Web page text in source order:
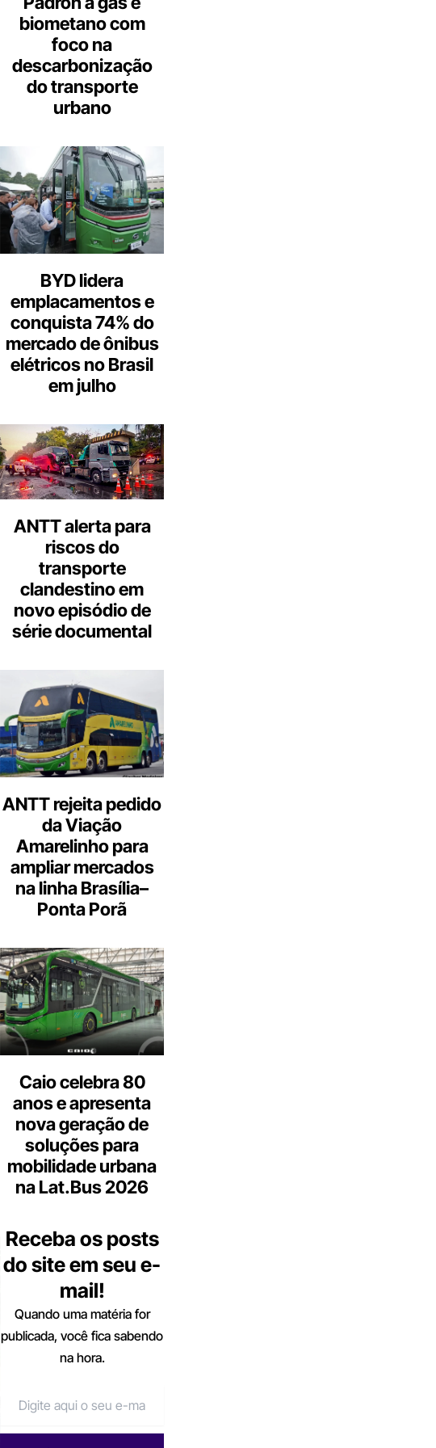
biometano com
foco na
descarbonização
do transporte
urbano
BYD lidera
emplacamentos e
conquista 74% do
mercado de ônibus
elétricos no Brasil
em julho
ANTT alerta para
riscos do
transporte
clandestino em
novo episódio de
série documental
ANTT rejeita pedido
da Viação
Amarelinho para
ampliar mercados
na linha Brasília–
Ponta Porã
Caio celebra 80
anos e apresenta
nova geração de
soluções para
mobilidade urbana
na Lat.Bus 2026
Receba os posts
do site em seu e-
mail!
Quando uma matéria for
publicada, você fica sabendo
na hora.